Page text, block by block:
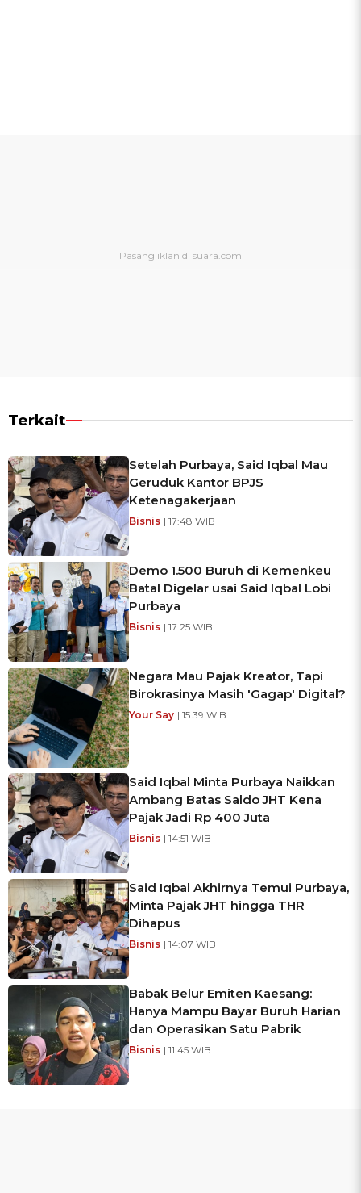
Terkait
Setelah Purbaya, Said Iqbal Mau
Geruduk Kantor BPJS
Ketenagakerjaan
Bisnis | 17:48 WIB
Demo 1.500 Buruh di Kemenkeu
Batal Digelar usai Said Iqbal Lobi
Purbaya
Bisnis | 17:25 WIB
Negara Mau Pajak Kreator, Tapi
Birokrasinya Masih 'Gagap' Digital?
Your Say | 15:39 WIB
Said Iqbal Minta Purbaya Naikkan
Ambang Batas Saldo JHT Kena
Pajak Jadi Rp 400 Juta
Bisnis | 14:51 WIB
Said Iqbal Akhirnya Temui Purbaya,
Minta Pajak JHT hingga THR
Dihapus
Bisnis | 14:07 WIB
Babak Belur Emiten Kaesang:
Hanya Mampu Bayar Buruh Harian
dan Operasikan Satu Pabrik
Bisnis | 11:45 WIB